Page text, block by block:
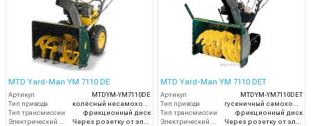
MTD Yard-Man YM 7110 DE
Артикул
MTDYM-YM7110DE
Тип привода
Тип трансмиссии
фрикционный диск
MTD Yard-Man YM 7110 DET
Артикул
MTDYM-YM7110DET
Тип привода
Тип трансмиссии
фрикционный диск